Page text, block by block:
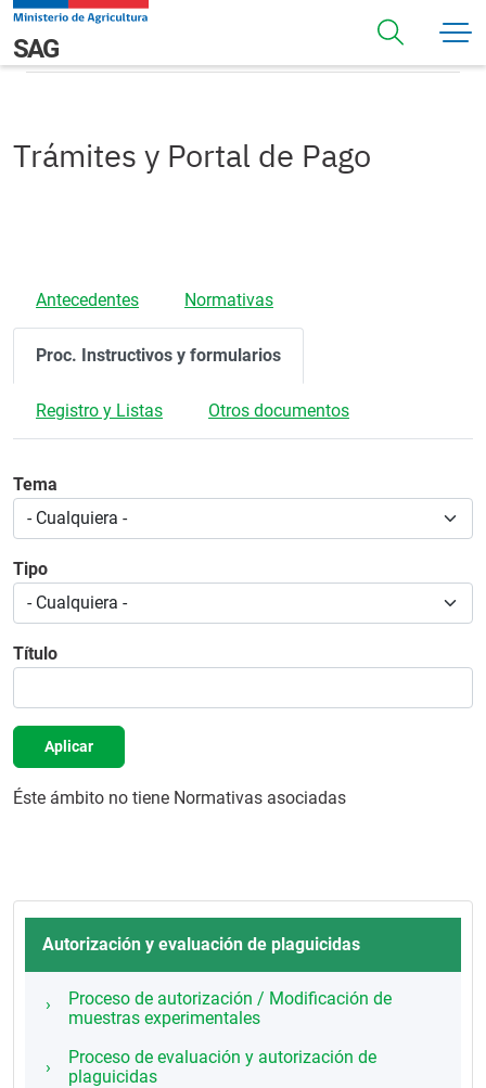
Pasar al contenido principal
Navegación principal
SAGProcedimientos
Trámites y Portal de Pago
Antecedentes Normativas
Proc. Instructivos y formularios
Registro y Listas Otros documentos
Tema
Tipo
Título
Aplicar
Éste ámbito no tiene Normativas asociadas
Autorización y evaluación de plaguicidas
Proceso de autorización / Modificación de
muestras experimentales
Proceso de evaluación y autorización de
plaguicidas